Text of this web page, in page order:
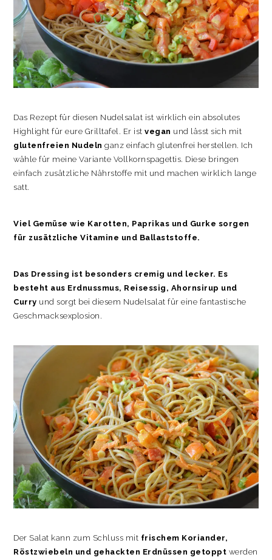
Das Rezept für diesen Nudelsalat ist wirklich ein absolutes
Highlight für eure Grilltafel. Er istvegan und lässt sich mit
glutenfreien Nudeln ganz einfach glutenfrei herstellen. Ich
wähle für meine Variante Vollkornspagettis. Diese bringen
einfach zusätzliche Nährstoffe mit und machen wirklich lange
satt.
Viel Gemüse wie Karotten, Paprikas und Gurke sorgen
für zusätzliche Vitamine und Ballaststoffe.
Das Dressing ist besonders cremig und lecker. Es
besteht aus Erdnussmus, Reisessig, Ahornsirup und
Curry und sorgt bei diesem Nudelsalat für eine fantastische
Geschmacksexplosion.
Der Salat kann zum Schluss mit frischem Koriander,
Röstzwiebeln und gehackten Erdnüssen getoppt werden